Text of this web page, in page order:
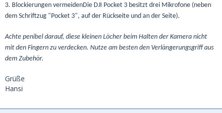
3. Blockierungen vermeidenDie DJI Pocket 3 besitzt drei Mikrofone (neben
dem Schriftzug "Pocket 3", auf der Rückseite und an der Seite).
Achte penibel darauf, diese kleinen Löcher beim Halten der Kamera nicht
mit den Fingern zu verdecken. Nutze am besten den Verlängerungsgriff aus
dem Zubehör.
Grüße
Hansi